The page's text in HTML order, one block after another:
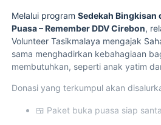
Melalui programSedekah Bingkisan
Puasa – Remember DDV Cirebon,
Volunteer Tasikmalaya mengajak
sama menghadirkan kebahagiaan
membutuhkan, seperti anak yatim
Donasi yang terkumpul akan
🍱 Paket buka puasa siap